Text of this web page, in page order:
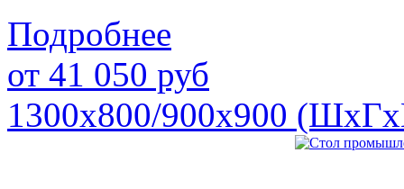
Подробнее
от 41 050 руб
1300х800/900х900